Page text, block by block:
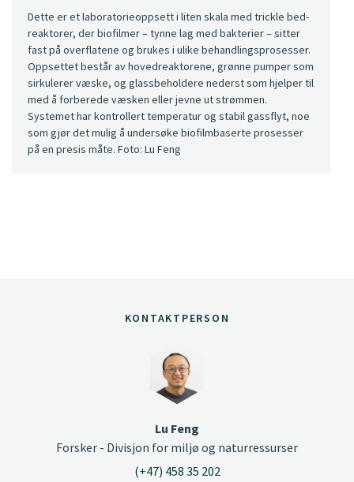
Dette er et laboratorieoppsett i liten skala med trickle bed-
reaktorer, der biofilmer – tynne lag med bakterier – sitter
fast på overflatene og brukes i ulike behandlingsprosesser.
Oppsettet består av hovedreaktorene, grønne pumper som
sirkulerer væske, og glassbeholdere nederst som hjelper til
med å forberede væsken eller jevne ut strømmen.
Systemet har kontrollert temperatur og stabil gassflyt, noe
som gjør det mulig å undersøke biofilmbaserte prosesser
på en presis måte. Foto: Lu Feng
KONTAKTPERSON
Lu Feng
Forsker - Divisjon for miljø og naturressurser
(+47) 458 35 202